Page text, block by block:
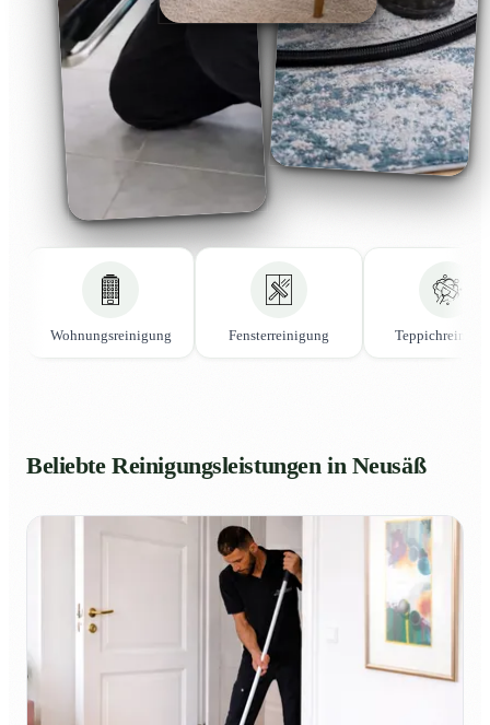
Wohnungsreinigung Fensterreinigung
Beliebte Reinigungsleistungen in Neusäß